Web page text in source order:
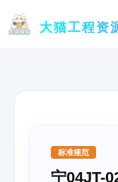
大猫工程资
标准规范
宁04JT-